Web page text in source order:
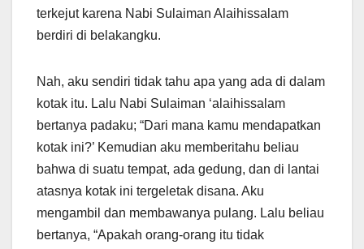
terkejut karena Nabi Sulaiman Alaihissalam
berdiri di belakangku.
Nah, aku sendiri tidak tahu apa yang ada di dalam
kotak itu. Lalu Nabi Sulaiman ‘alaihissalam
bertanya padaku; “Dari mana kamu mendapatkan
kotak ini?’ Kemudian aku memberitahu beliau
bahwa di suatu tempat, ada gedung, dan di lantai
atasnya kotak ini tergeletak disana. Aku
mengambil dan membawanya pulang. Lalu beliau
bertanya, “Apakah orang-orang itu tidak